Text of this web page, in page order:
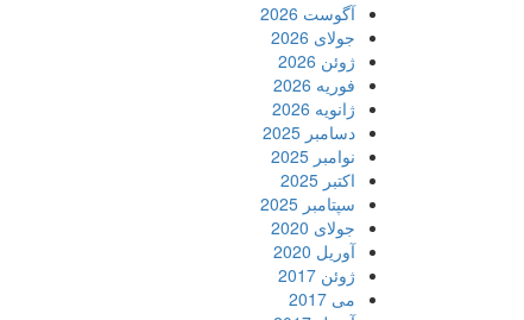
آگوست 2026
جولای 2026
ژوئن 2026
فوریه 2026
ژانویه 2026
دسامبر 2025
نوامبر 2025
اکتبر 2025
سپتامبر 2025
جولای 2020
آوریل 2020
ژوئن 2017
می 2017